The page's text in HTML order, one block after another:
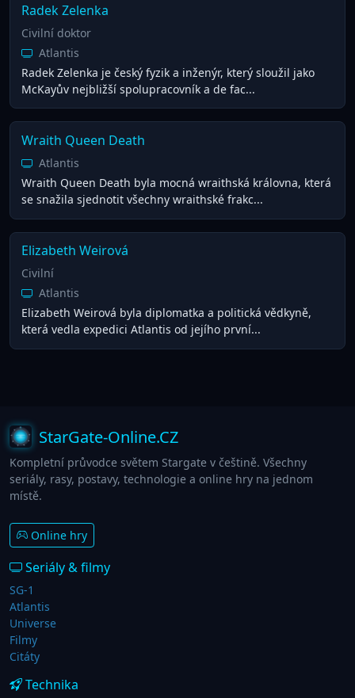
Radek Zelenka
Civilní doktor
Atlantis
Radek Zelenka je český fyzik a inženýr, který sloužil jako
McKayův nejbližší spolupracovník a de fac...
Wraith Queen Death
Atlantis
Wraith Queen Death byla mocná wraithská královna, která
se snažila sjednotit všechny wraithské frakc...
Elizabeth Weirová
Civilní
Atlantis
Elizabeth Weirová byla diplomatka a politická vědkyně,
která vedla expedici Atlantis od jejího první...
StarGate-Online.CZ
Kompletní průvodce světem Stargate v češtině. Všechny
seriály, rasy, postavy, technologie a online hry na jednom
místě.
Online hry
Seriály & filmy
SG-1
Atlantis
Universe
Filmy
Citáty
Technika